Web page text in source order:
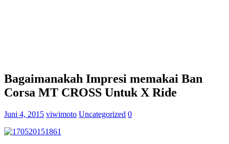
Bagaimanakah Impresi memakai Ban
Corsa MT CROSS Untuk X Ride
Juni 4, 2015 viwimoto Uncategorized 0